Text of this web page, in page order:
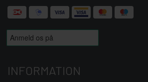
INFORMATION